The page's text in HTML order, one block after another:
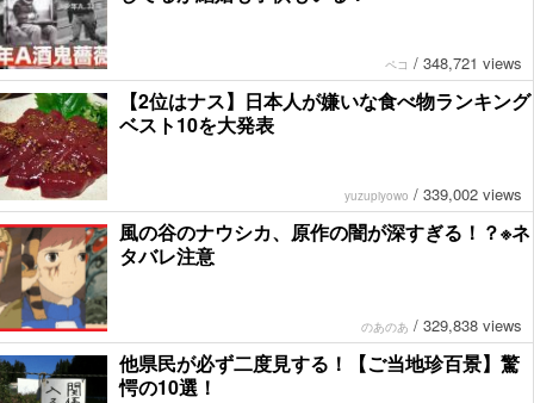
ペコ / 348,721 views
【2位はナス】日本人が嫌いな食べ物ランキング
ベスト10を大発表
yuzupiyowo / 339,002 views
風の谷のナウシカ、原作の闇が深すぎる！？※ネ
タバレ注意
のあのあ / 329,838 views
他県民が必ず二度見する！【ご当地珍百景】驚
愕の10選！